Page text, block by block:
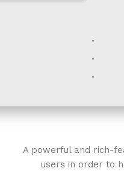
A powerful and rich-
users in order to